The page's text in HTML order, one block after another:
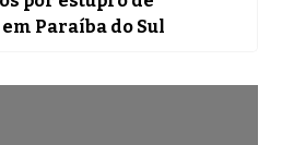
Paraíba do Sul